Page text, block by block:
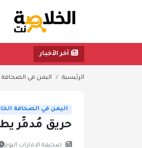
آخر الأخبار
الرئيسية اليمن في الصحافة
اليمن في الصحافة
حريق مُدمِّر
صحيفة الامارات اليوم